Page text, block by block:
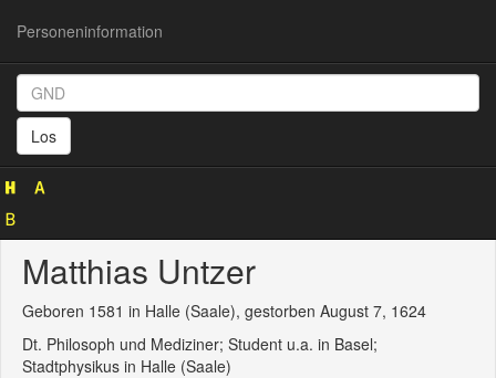
Personeninformation
Los
Personeninformation
124697836)
Matthias Untzer
Geboren 1581 in Halle (Saale), gestorben August 7, 1624
Dt. Philosoph und Mediziner; Student u.a. in Basel;
Stadtphysikus in Halle (Saale)